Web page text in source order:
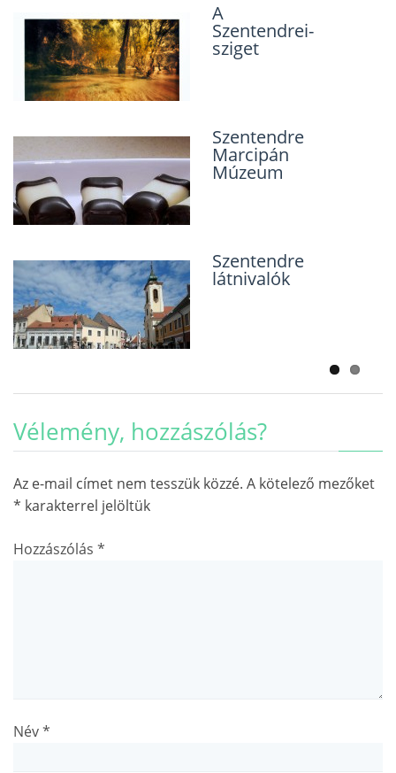
A
Szentendrei-
sziget
Szentendre
Marcipán
Múzeum
Szentendre
látnivalók
Vélemény, hozzászólás?
Az e-mail címet nem tesszük közzé. A kötelező mezőket
* karakterrel jelöltük
Hozzászólás *
Név*